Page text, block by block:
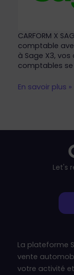
CARFORM X
comptable
à Sage X3,
comptables
En savoir plus »
Let's
La plateforme
vente
votre activité